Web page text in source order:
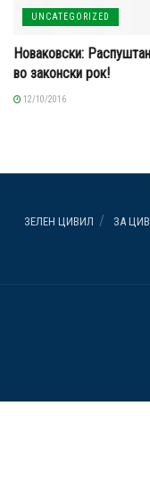
UNCATEGORIZED
Новаковски:
во законски рок!
12/10/2016
ЗЕЛЕН ЦИВИЛ ЗА